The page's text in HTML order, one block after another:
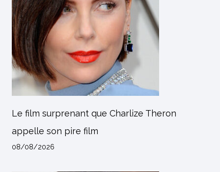
Le film surprenant que Charlize Theron
appelle son pire film
08/08/2026